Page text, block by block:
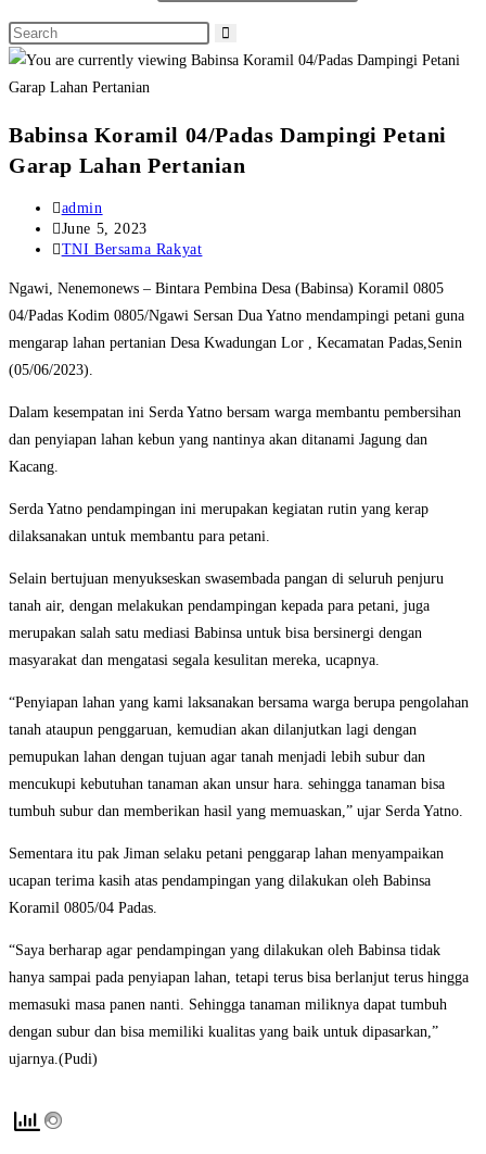
Babinsa Koramil 04/Padas Dampingi Petani
Garap Lahan Pertanian
Post
author:
admin
Post
published:
June 5, 2023
Post
TNI Bersama Rakyat
Ngawi, Nenemonews – Bintara Pembina Desa (Babinsa) Koramil 0805
04/Padas Kodim 0805/Ngawi Sersan Dua Yatno mendampingi petani guna
mengarap lahan pertanian Desa Kwadungan Lor , Kecamatan Padas,Senin
(05/06/2023).
Dalam kesempatan ini Serda Yatno bersam warga membantu pembersihan
dan penyiapan lahan kebun yang nantinya akan ditanami Jagung dan
Kacang.
Serda Yatno pendampingan ini merupakan kegiatan rutin yang kerap
dilaksanakan untuk membantu para petani.
Selain bertujuan menyukseskan swasembada pangan di seluruh penjuru
tanah air, dengan melakukan pendampingan kepada para petani, juga
merupakan salah satu mediasi Babinsa untuk bisa bersinergi dengan
masyarakat dan mengatasi segala kesulitan mereka, ucapnya.
“Penyiapan lahan yang kami laksanakan bersama warga berupa pengolahan
tanah ataupun penggaruan, kemudian akan dilanjutkan lagi dengan
pemupukan lahan dengan tujuan agar tanah menjadi lebih subur dan
mencukupi kebutuhan tanaman akan unsur hara. sehingga tanaman bisa
tumbuh subur dan memberikan hasil yang memuaskan,” ujar Serda Yatno.
Sementara itu pak Jiman selaku petani penggarap lahan menyampaikan
ucapan terima kasih atas pendampingan yang dilakukan oleh Babinsa
Koramil 0805/04 Padas.
“Saya berharap agar pendampingan yang dilakukan oleh Babinsa tidak
hanya sampai pada penyiapan lahan, tetapi terus bisa berlanjut terus hingga
memasuki masa panen nanti. Sehingga tanaman miliknya dapat tumbuh
dengan subur dan bisa memiliki kualitas yang baik untuk dipasarkan,”
ujarnya.(Pudi)